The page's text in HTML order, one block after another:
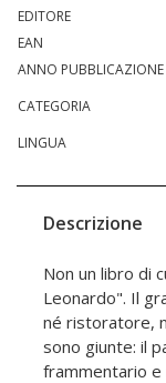
EDITORE
EAN
ANNO PUBBLICAZIONE
CATEGORIA
LINGUA
Descrizione
Non un libro di
Leonardo". Il
né ristoratore,
sono giunte: il
frammentario